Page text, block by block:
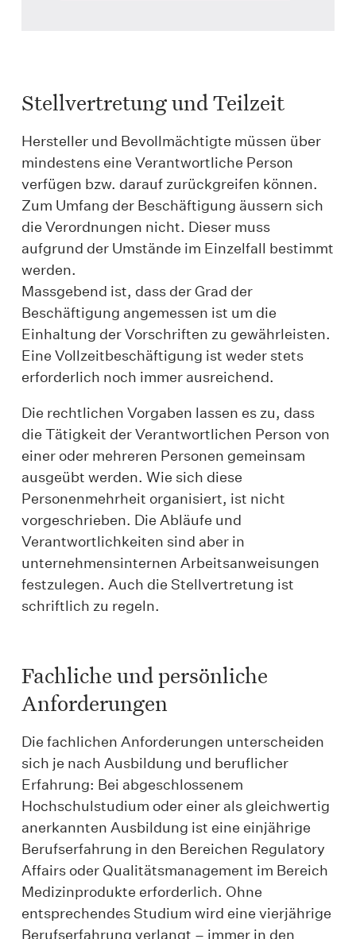
Stellvertretung und Teilzeit
Hersteller und Bevollmächtigte müssen über
mindestens eine Verantwortliche Person
verfügen bzw. darauf zurückgreifen können.
Zum Umfang der Beschäftigung äussern sich
die Verordnungen nicht. Dieser muss
aufgrund der Umstände im Einzelfall bestimmt
werden.
Massgebend ist, dass der Grad der
Beschäftigung angemessen ist um die
Einhaltung der Vorschriften zu gewährleisten.
Eine Vollzeitbeschäftigung ist weder stets
erforderlich noch immer ausreichend.
Die rechtlichen Vorgaben lassen es zu, dass
die Tätigkeit der Verantwortlichen Person von
einer oder mehreren Personen gemeinsam
ausgeübt werden. Wie sich diese
Personenmehrheit organisiert, ist nicht
vorgeschrieben. Die Abläufe und
Verantwortlichkeiten sind aber in
unternehmensinternen Arbeitsanweisungen
festzulegen. Auch die Stellvertretung ist
schriftlich zu regeln.
Fachliche und persönliche
Anforderungen
Die fachlichen Anforderungen unterscheiden
sich je nach Ausbildung und beruflicher
Erfahrung: Bei abgeschlossenem
Hochschulstudium oder einer als gleichwertig
anerkannten Ausbildung ist eine einjährige
Berufserfahrung in den Bereichen Regulatory
Affairs oder Qualitätsmanagement im Bereich
Medizinprodukte erforderlich. Ohne
entsprechendes Studium wird eine vierjährige
Berufserfahrung verlangt – immer in den